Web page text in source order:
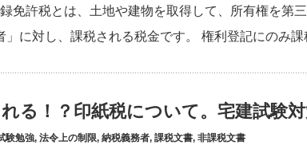
免許税とは、土地や建物を取得して、所有権を第
」に対し、課税される税金です。 権利登記にのみ
る！？印紙税について。宅建試験対
験勉強, 法令上の制限, 納税義務者, 課税文書, 非課税文書